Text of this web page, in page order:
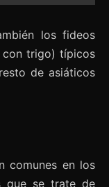
los fideos
con trigo) típicos
de asiáticos
comunes en los
que se trate de